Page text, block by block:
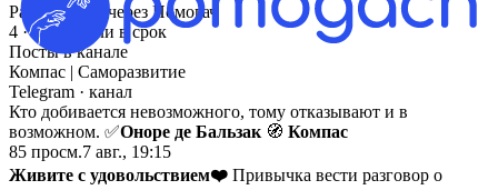
Размещений через Помогач
4 · все вышли в срок
Посты в канале
Компас | Саморазвитие
Telegram · канал
Кто добивается невозможного, тому отказывают и в
возможном. ✅Оноре де Бальзак 🧭 Компас
85 просм.7 авг., 19:15
Живите с удовольствием❤️ Привычка вести разговор о